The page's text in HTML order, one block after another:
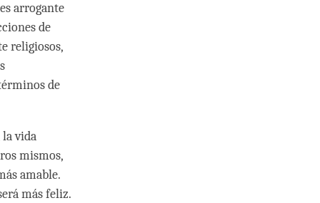
arrogante
de
religiosos,
de
la vida
mismos,
amable.
más feliz.